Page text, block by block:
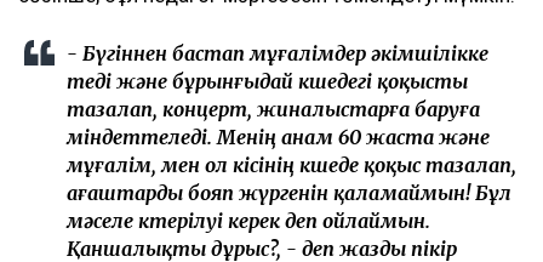
- Бүгіннен бастап мұғалімдер әкімшілікке
өтеді және бұрынғыдай көшедегі қоқысты
тазалап, концерт, жиналыстарға баруға
міндеттеледі. Менің анам 60 жаста және
мұғалім, мен ол кісінің көшеде қоқыс тазалап,
ағаштарды бояп жүргенін қаламаймын! Бұл
мәселе көтерілуі керек деп ойлаймын.
Қаншалықты дұрыс?, - деп жазды пікір